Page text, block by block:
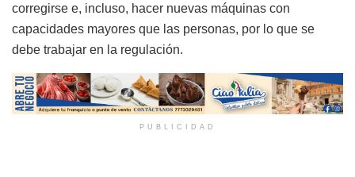
corregirse e, incluso, hacer nuevas máquinas con
capacidades mayores que las personas, por lo que se
debe trabajar en la regulación.
PUBLICIDAD